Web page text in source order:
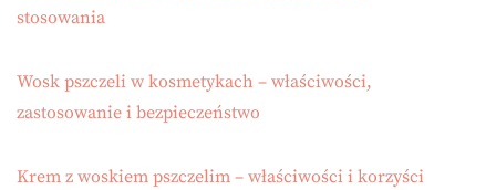
stosowania
Wosk pszczeli w kosmetykach – właściwości,
zastosowanie i bezpieczeństwo
Krem z woskiem pszczelim – właściwości i korzyści